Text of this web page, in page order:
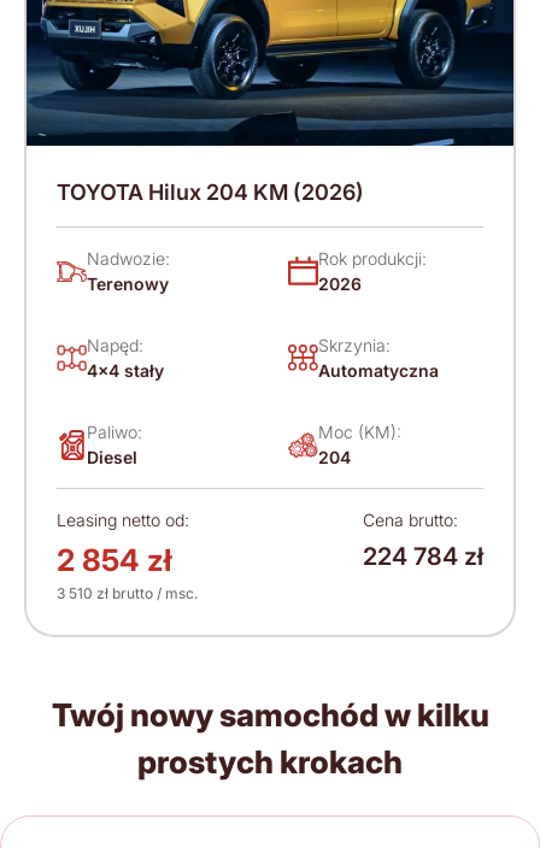
TOYOTA Hilux 204 KM (2026)
Nadwozie:
Terenowy
Rok produkcji:
2026
Napęd:
4x4 stały
Skrzynia:
Automatyczna
Paliwo:
Diesel
Moc (KM):
204
Leasing netto od:
2 854 zł
3 510 zł brutto / msc.
Cena brutto:
224 784 zł
Twój nowy samochód w kilku
prostych krokach